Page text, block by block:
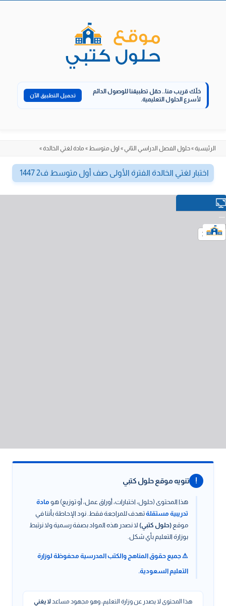
خلّك قريب منا.. حمّل تطبيقنا للوصول الدائم
لأسرع الحلول التعليمية.
تحميل التطبيق الآن
الرئيسية»حلول الفصل الدراسي الثاني» اول متوسط» مادة لغتي الخالدة»
اختبار لغتي الخالدة الفترة الأولى صف أول متوسط ف2 1447
! تنويه موقع حلول كتبي
هذا المحتوى (حلول، اختبارات، أوراق عمل، أو توزيع) هو مادة
تدريبية مستقلةتهدف للمراجعة فقط. نود الإحاطة بأننا في
موقع (حلول كتبي) لا نصدر هذه المواد بصفة رسمية ولا نرتبط
بوزارة التعليم بأي شكل.
⚠️ جميع حقوق المناهج والكتب المدرسية محفوظة لوزارة
التعليم السعودية.
هذا المحتوى لا يصدر عن وزارة التعليم، وهو مجهود مساعدلا يغني